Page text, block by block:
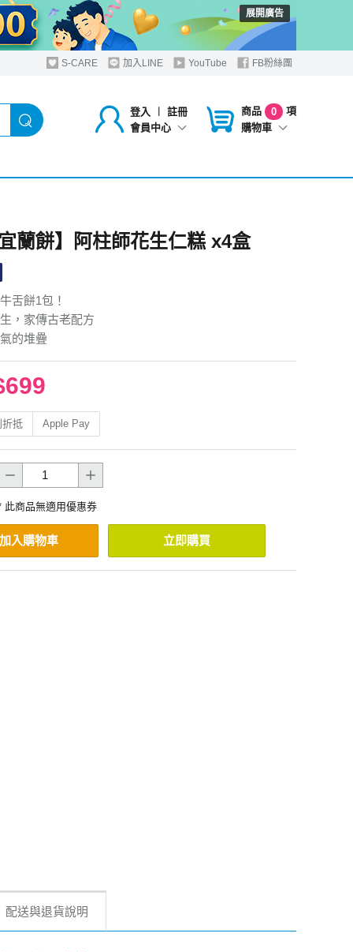
展開廣告
S-CARE 加入LINE YouTube FB粉絲團
登入 ︱
註冊
會員中心
商品 0
項
購物車
蘭餅】阿柱師花生仁糕 x4盒
舌餅1包！
，家傳古老配方
的堆疊
抵 Apple Pay
此商品無適用優惠券
加入購物車 立即購買
配送與退貨說明